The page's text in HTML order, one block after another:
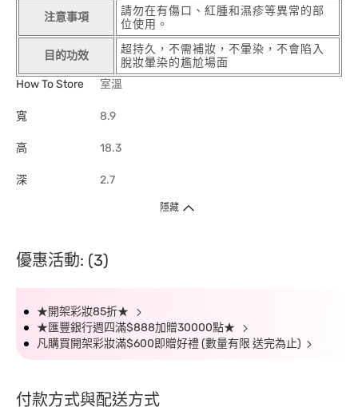
注意事項
請勿在有傷口、紅腫和濕疹等異常的部
位使用。
目的功效
超持久，不需補妝，不暈染，不會陷入
脫妝暈染的尷尬場面
How To Store
室溫
寬 8.9
高 18.3
深 2.7
隱藏
優惠活動: (3)
★開架彩妝85折★
★匯豐銀行週四滿$888加贈30000點★
凡購買開架彩妝滿$600即贈好禮 (數量有限 送完為止)
付款方式與配送方式